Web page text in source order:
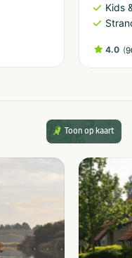
Kids
4.0 (
Toon op kaart